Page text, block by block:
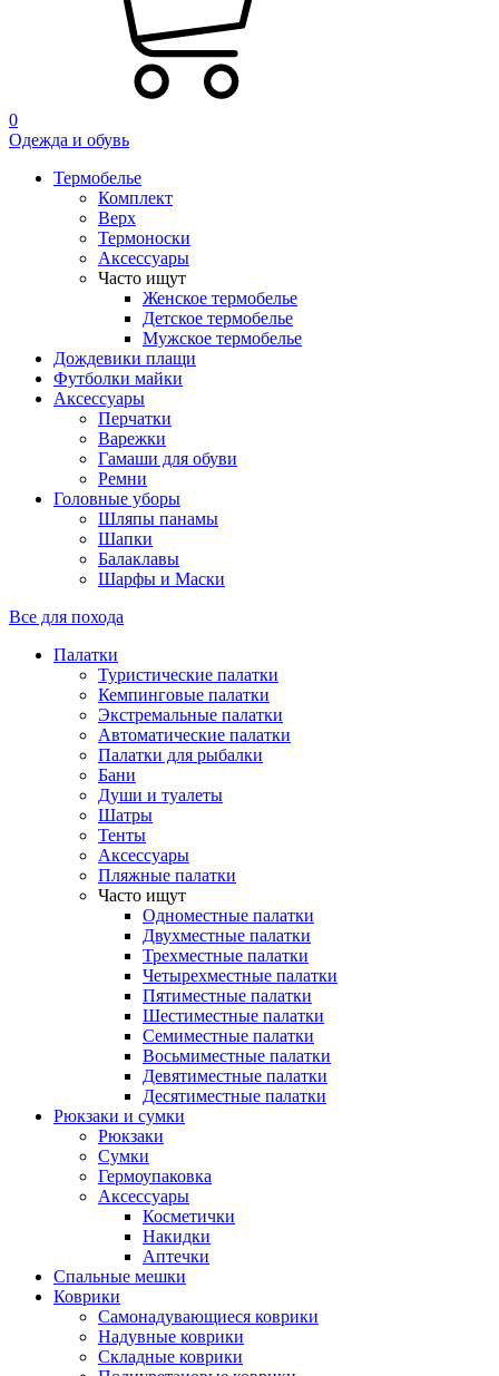
0
Одежда и обувь
Термобелье
Комплект
Верх
Термоноски
Аксессуары
Часто ищут
Женское термобелье
Детское термобелье
Мужское термобелье
Дождевики плащи
Футболки майки
Аксессуары
Перчатки
Варежки
Гамаши для обуви
Ремни
Головные уборы
Шляпы панамы
Шапки
Балаклавы
Шарфы и Маски
Все для похода
Палатки
Туристические палатки
Кемпинговые палатки
Экстремальные палатки
Автоматические палатки
Палатки для рыбалки
Бани
Души и туалеты
Шатры
Тенты
Аксессуары
Пляжные палатки
Часто ищут
Одноместные палатки
Двухместные палатки
Трехместные палатки
Четырехместные палатки
Пятиместные палатки
Шестиместные палатки
Семиместные палатки
Восьмиместные палатки
Девятиместные палатки
Десятиместные палатки
Рюкзаки и сумки
Рюкзаки
Сумки
Гермоупаковка
Аксессуары
Косметички
Накидки
Аптечки
Спальные мешки
Коврики
Самонадувающиеся коврики
Надувные коврики
Складные коврики